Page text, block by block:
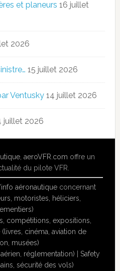
et planeurs 16 juillet
2026
15 juillet 2026
Ventusky 14 juillet 2026
juillet 2026
,aeroVFR.com offre un
du pilote VFR.
info aéronautiqueconcernant
motoristes, héliciers,
compétitions, expositions,
(livres, cinéma, aviation de
musées)
réglementation) |Safety
sécurité des vols)